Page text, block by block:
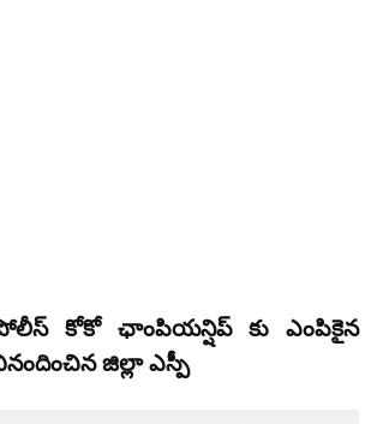
కోకో ఛాంపియన్షిప్ కు ఎంపికైన
జిల్లా ఎస్పీ